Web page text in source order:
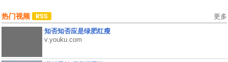
热门视频 更多
知否知否应是绿肥红瘦
v.youku.com